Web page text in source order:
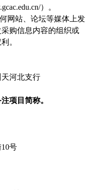
）。
网站、论坛等媒体上发
购信息内容的组织或
。
河北支行
项目简称。
号